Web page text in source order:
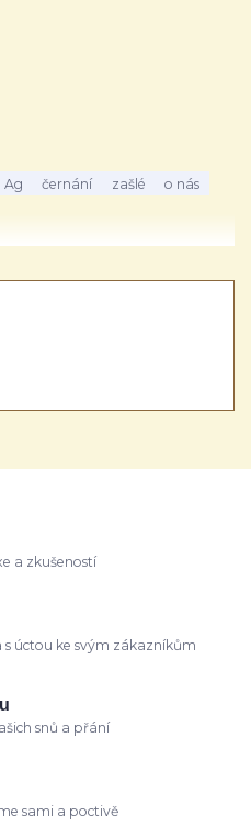
Ag černání zašlé
o nás
a zkušeností
úctou ke svým zákazníkům
snů a přání
sami a poctivě